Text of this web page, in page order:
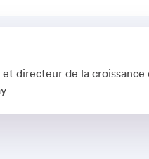
directeur de la croissance